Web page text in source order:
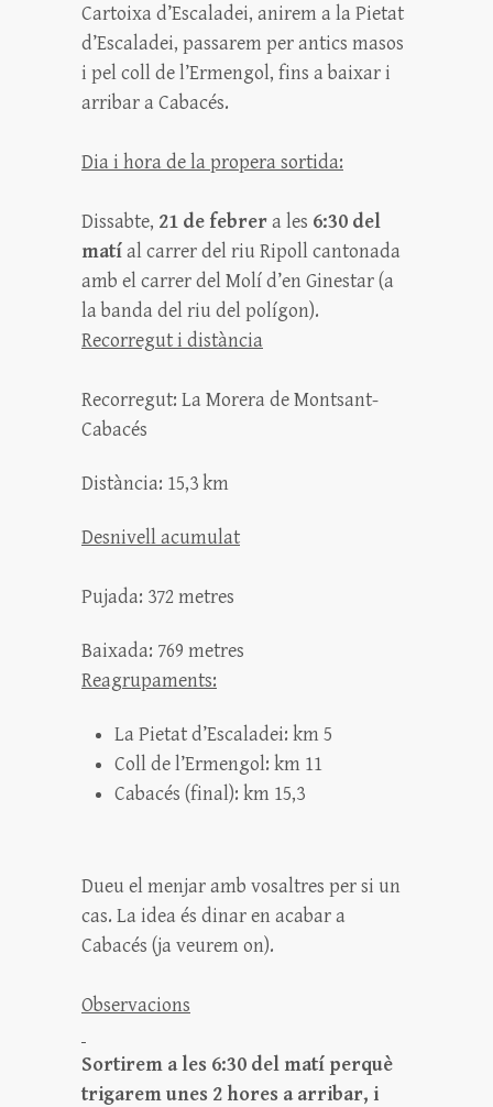
Cartoixa d’Escaladei, anirem a la Pietat
d’Escaladei, passarem per antics masos
i pel coll de l’Ermengol, fins a baixar i
arribar a Cabacés.
Dia i hora de la propera sortida:
Dissabte, 21 de febrera les 6:30 del
matíal carrer del riu Ripoll cantonada
amb el carrer del Molí d’en Ginestar (a
la banda del riu del polígon).
Recorregut i distància
Recorregut: La Morera de Montsant-
Cabacés
Distància: 15,3 km
Desnivell acumulat
Pujada: 372 metres
Baixada: 769 metres
Reagrupaments:
La Pietat d’Escaladei: km 5
Coll de l’Ermengol: km 11
Cabacés (final): km 15,3
Dueu el menjar amb vosaltres per si un
cas. La idea és dinar en acabar a
Cabacés (ja veurem on).
Observacions
Sortirem a les 6:30 del matí perquè
trigarem unes 2 hores a arribar, i